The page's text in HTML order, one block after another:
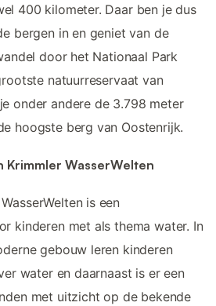
400 kilometer. Daar ben je dus
bergen in en geniet van de
door het Nationaal Park
natuurreservaat van
onder andere de 3.798 meter
hoogste berg van Oostenrijk.
Krimmler WasserWelten
is een
kinderen met als thema water. In
gebouw leren kinderen
water en daarnaast is er een
met uitzicht op de bekende